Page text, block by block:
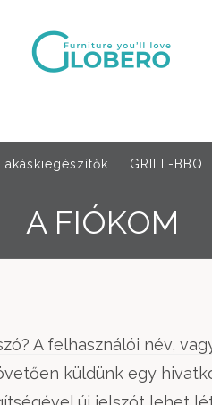
GRILL-BBQ
A FIÓKOM
A felhasználói név,
küldünk egy